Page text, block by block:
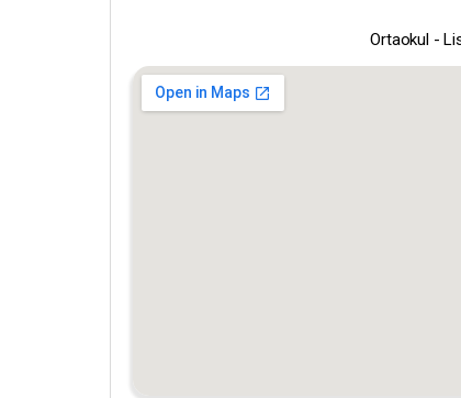
Ortaokul -